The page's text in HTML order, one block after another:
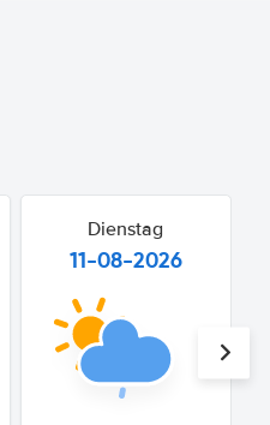
Dienstag
11-08-2026